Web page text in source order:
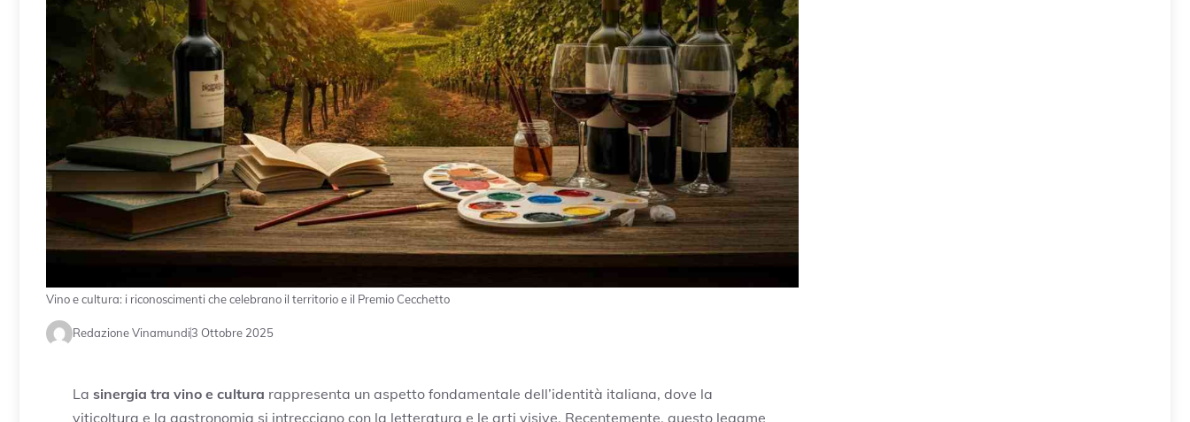
Vino e cultura: i riconoscimenti che celebrano il territorio e il Premio Cecchetto
Redazione Vinamundi3 Ottobre 2025
La sinergia tra vino e cultura rappresenta un aspetto fondamentale dell’identità italiana, dove la
viticoltura e la gastronomia si intrecciano con la letteratura e le arti visive. Recentemente, questo legame